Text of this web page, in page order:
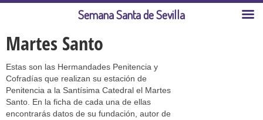
Martes Santo
Estas son las Hermandades Penitencia y
Cofradías que realizan su estación de
Penitencia a la Santísima Catedral el Martes
Santo. En la ficha de cada una de ellas
encontrarás datos de su fundación, autor de
Semana Santa de Sevilla